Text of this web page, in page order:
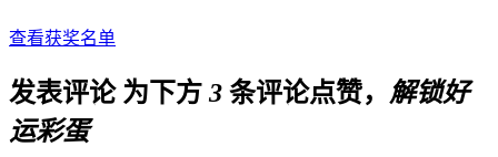
查看获奖名单
发表评论 为下方 3 条评论点赞， 解锁好
运彩蛋